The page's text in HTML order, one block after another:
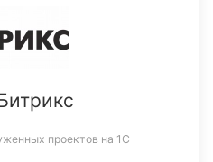
проектов на 1С